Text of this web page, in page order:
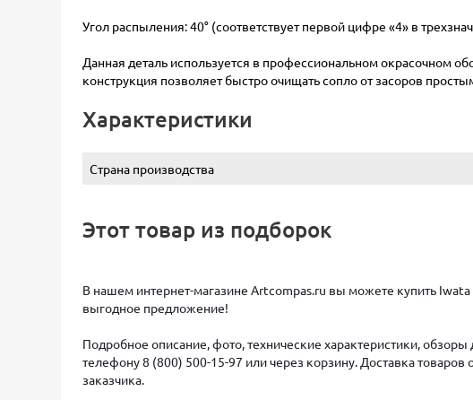
Угол распыления: 40° (соответствует первой цифре «4» в
Данная деталь используется в профессиональном окрасочном
конструкция позволяет быстро очищать сопло от засоров
Характеристики
Страна производства
Этот товар из подборок
В нашем интернет-магазине Artcompas.ru вы можете купить Iwata
выгодное предложение!
Подробное описание, фото, технические характеристики,
телефону 8 (800) 500-15-97 или через корзину. Доставка
заказчика.